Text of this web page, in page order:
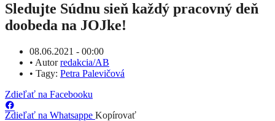
Sledujte Súdnu sieň každý pracovný deň
doobeda na JOJke!
08.06.2021 - 00:00
• Autorredakcia/AB
• Tagy: Petra Palevičová
Zdieľať na Facebooku
Zdieľať na Whatsappe Kopírovať